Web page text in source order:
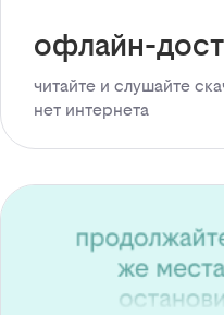
офлайн-
читайте и слушайте
нет интернета